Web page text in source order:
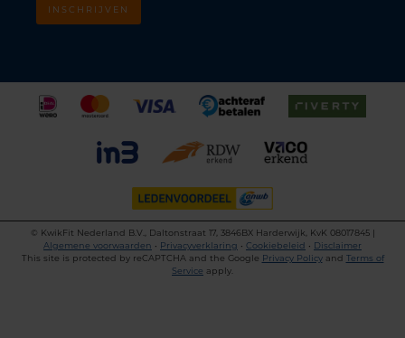
INSCHRIJVEN
©
KwikFit Nederland B.V., Daltonstraat 17, 3846BX Harderwijk, KvK 08017845 |
Algemene voorwaarden • Privacyverklaring • Cookiebeleid • Disclaimer
This site is protected by reCAPTCHA and the Google Privacy Policyand Terms of
Service apply.